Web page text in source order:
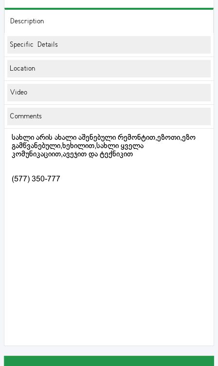
Description
Specific Details
Location
Video
Comments
სახლი არის ახალი აშენებული რემონტით,ეზოთი,ეზო
გამწვანებული,ხეხილით,სახლი ყველა
კომუნიკაციით,ავეჯით და ტექნიკით
(577) 350-777